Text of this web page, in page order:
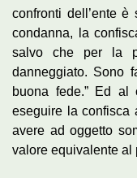
confronti dell’ente
condanna, la
salvo che per la
danneggiato. Sono
buona fede.” Ed al
eseguire la confisca
avere ad oggetto
valore equivalente al